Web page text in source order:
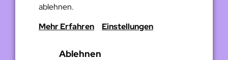
ablehnen.
Mehr Erfahren
Einstellungen
Ablehnen